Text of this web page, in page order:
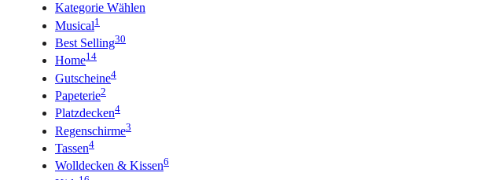
Kategorie Wählen
Musical1
Best Selling30
Home14
Gutscheine4
Papeterie2
Platzdecken4
Regenschirme3
Tassen4
Wolldecken & Kissen6